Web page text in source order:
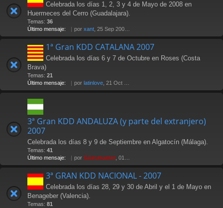
Celebrada los días 1, 2, 3 y 4 de Mayo de 2008 en
Huermeces del Cerro (Guadalajara).
Temas: 36
Último mensaje:
por xant , 25 Sep 2008 11:02
1ª Gran KDD CATALANA 2007
Celebrada los días 6 y 7 de Octubre en Roses (Costa
Brava)
Temas: 21
Último mensaje:
por latinlove , 21 Oct 2007 20:28
3ª Gran KDD ANDALUZA (y parte del extranjero)
2007
Celebrada los días 8 y 9 de Septiembre en Algatocín (Málaga).
Temas: 41
Último mensaje:
por Güesmaster , 01 Oct 2007 02:36
3ª GRAN KDD NACIONAL - 2007
Celebrada los días 28, 29 y 30 de Abril y el 1 de Mayo en
Benageber (Valencia).
Temas: 81